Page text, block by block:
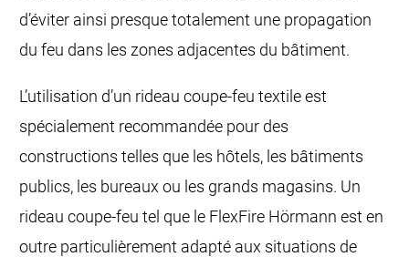
d’éviter ainsi presque totalement une propagation
du feu dans les zones adjacentes du bâtiment.
L’utilisation d’un rideau coupe-feu textile est
spécialement recommandée pour des
constructions telles que les hôtels, les bâtiments
publics, les bureaux ou les grands magasins. Un
rideau coupe-feu tel que le FlexFire Hörmann est en
outre particulièrement adapté aux situations de